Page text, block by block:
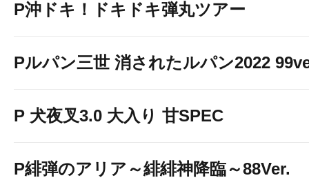
P沖ドキ！ドキドキ弾丸ツアー
Pルパン三世 消されたルパン2022
P 犬夜叉3.0 大入り 甘SPEC
P緋弾のアリア～緋緋神降臨～88Ver.